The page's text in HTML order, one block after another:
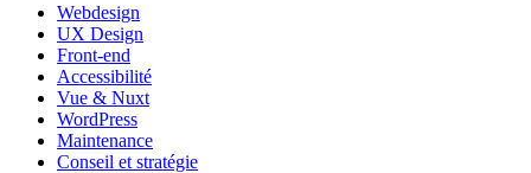
Webdesign
UX Design
Front-end
Accessibilité
Vue & Nuxt
WordPress
Maintenance
Conseil et stratégie